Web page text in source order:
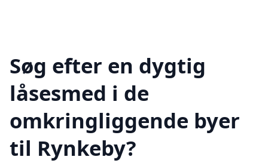
Søg efter en dygtig
låsesmed i de
omkringliggende byer
til Rynkeby?